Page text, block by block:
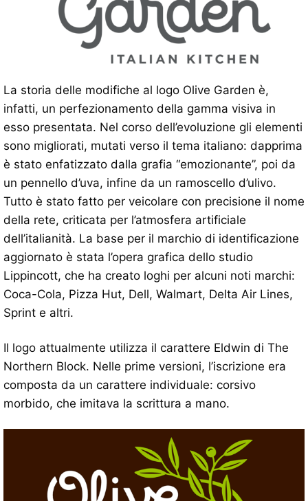
La storia delle modifiche al logo Olive Garden è,
infatti, un perfezionamento della gamma visiva in
esso presentata. Nel corso dell’evoluzione gli elementi
sono migliorati, mutati verso il tema italiano: dapprima
è stato enfatizzato dalla grafia “emozionante”, poi da
un pennello d’uva, infine da un ramoscello d’ulivo.
Tutto è stato fatto per veicolare con precisione il nome
della rete, criticata per l’atmosfera artificiale
dell’italianità. La base per il marchio di identificazione
aggiornato è stata l’opera grafica dello studio
Lippincott, che ha creato loghi per alcuni noti marchi:
Coca-Cola, Pizza Hut, Dell, Walmart, Delta Air Lines,
Sprint e altri.
Il logo attualmente utilizza il carattere Eldwin di The
Northern Block. Nelle prime versioni, l’iscrizione era
composta da un carattere individuale: corsivo
morbido, che imitava la scrittura a mano.